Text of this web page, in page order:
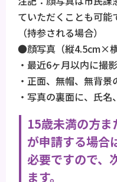
ていただくことも可能
（持参される場合）
●顔写真（縦4.5cm×横
・最近6ヶ月以内に撮
・正面、無帽、無背景
・写真の裏面に、氏
15歳未満の方
が申請する場合
必要ですので、
ます。